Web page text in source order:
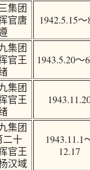
集团
官唐
1942.5.15～
集团
官王
1943.5.20～
集团
官王
集团
二十
官王
汉域
1943.11.1
12.17